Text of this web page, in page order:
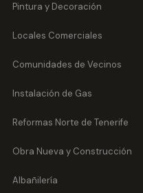
Pintura y Decoración
Locales Comerciales
Comunidades de Vecinos
Instalación de Gas
Reformas Norte de Tenerife
Obra Nueva y Construcción
Albañilería